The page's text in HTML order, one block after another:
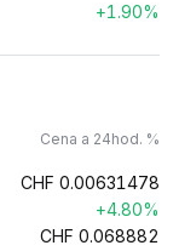
+1.90%
Cena a 24hod. %
CHF 0.00631478
+4.80%
CHF 0.068882